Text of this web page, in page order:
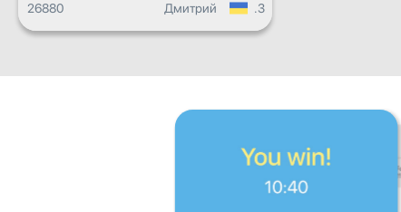
3.
Дмитрий
26880